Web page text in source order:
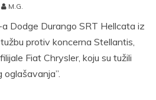
M.G.
Dodge Durango SRT Hellcata iz
protiv koncerna Stellantis,
Fiat Chrysler, koju su tužili
oglašavanja”.